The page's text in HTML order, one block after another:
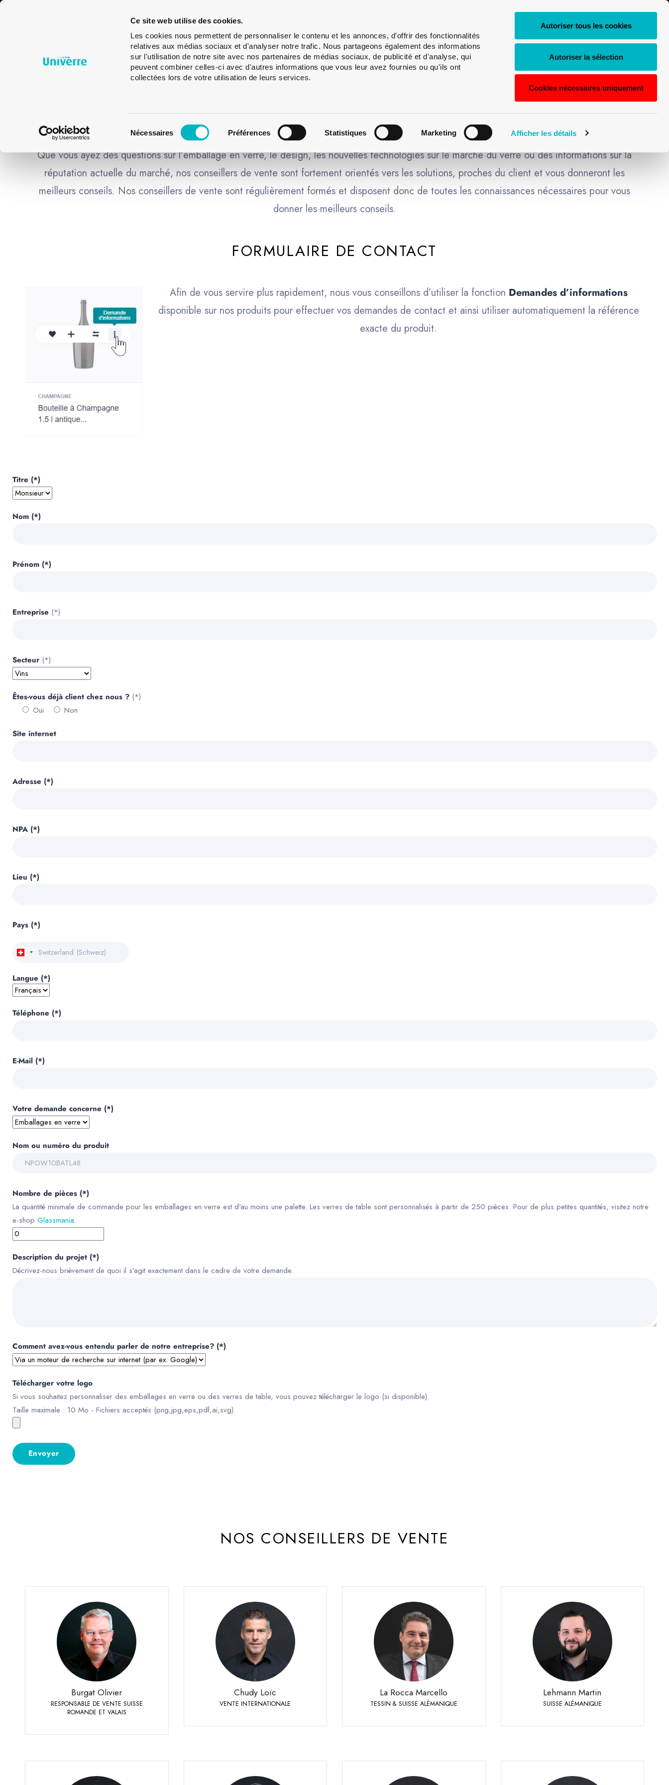
Ce site web utilise des cookies.
Les cookies nous permettent de personnaliser le contenu et les annonces, d'offrir des fonctionnalités
relatives aux médias sociaux et d'analyser notre trafic. Nous partageons également des informations
sur l'utilisation de notre site avec nos partenaires de médias sociaux, de publicité et d'analyse, qui
peuvent combiner celles-ci avec d'autres informations que vous leur avez fournies ou qu'ils ont
collectées lors de votre utilisation de leurs services.
du
Nécessaires Préférences Statistiques Marketing Afficher les détails
Autoriser tous les cookies
Autoriser la sélection
Cookies nécessaires uniquement
Verres
de
table
Glass
Design
de
bouteilles
propos
Univerre
Deutsch
English
Français
Recherche
de
produits
VOTRE IDÉE EST NOTRE MISSION!
Que vous ayez des questions sur l’emballage en verre, le design, les nouvelles technologies sur le marché du verre ou des informations sur la
réputation actuelle du marché, nos conseillers de vente sont fortement orientés vers les solutions, proches du client et vous donneront les
meilleurs conseils. Nos conseillers de vente sont régulièrement formés et disposent donc de toutes les connaissances nécessaires pour vous
donner les meilleurs conseils.
FORMULAIRE DE CONTACT
Afin de vous servire plus rapidement, nous vous conseillons d’utiliser la fonction Demandes d’informations
disponible sur nos produits pour effectuer vos demandes de contact et ainsi utiliser automatiquement la référence
exacte du produit.
Titre (*)
Nom (*)
Prénom (*)
Entreprise (*)
Secteur(*)
Êtes-vous déjà client chez nous ?(*)
Oui
Non
Site internet
Adresse (*)
NPA (*)
Lieu (*)
Pays (*)
Langue (*)
Téléphone (*)
E-Mail (*)
Votre demande concerne (*)
Nom ou numéro du produit
Nombre de pièces (*)
La quantité minimale de commande pour les emballages en verre est d'au moins une palette. Les verres de table sont personnalisés à partir de 250 pièces. Pour de plus petites quantités, visitez notre
e-shop Glassmania.
Description du projet (*)
Décrivez-nous brièvement de quoi il s'agit exactement dans le cadre de votre demande.
Comment avez-vous entendu parler de notre entreprise? (*)
Télécharger votre logo
Si vous souhaitez personnaliser des emballages en verre ou des verres de table, vous pouvez télécharger le logo (si disponible).
Taille maximale : 10 Mo - Fichiers acceptés (png,jpg,eps,pdf,ai,svg).
NOS CONSEILLERS DE VENTE
Burgat Olivier
RESPONSABLE DE VENTE SUISSE
ROMANDE ET VALAIS
Burgat Olivier
RESPONSABLE DE VENTE SUISSE ROMANDE ET
VALAIS
Téléphone:
+41 79 273 16 50
Chudy Loïc
VENTE INTERNATIONALE
Chudy Loïc
VENTE INTERNATIONALE
Téléphone:
+41 79 524 72 19
La Rocca Marcello
TESSIN & SUISSE ALÉMANIQUE
La Rocca Marcello
TESSIN & SUISSE ALÉMANIQUE
Responsable de ventes Suisse allemande
& Tessin
+41 79 447 94 48
Lehmann Martin
SUISSE ALÉMANIQUE
Lehmann Martin
SUISSE ALÉMANIQUE
Téléphone:
+41 79 393 83 25